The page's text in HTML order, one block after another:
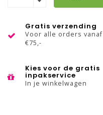
Gratis verzending
Voor alle orders vanaf
€75,-
Kies voor de gratis
inpakservice
In je winkelwagen